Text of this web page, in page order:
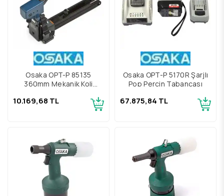
Osaka OPT-P 85135
360mm Mekanik Koli
10.169,68 TL
Osaka OPT-P 5170R Şarjlı
Pop Perçin Tabancası
67.875,84 TL